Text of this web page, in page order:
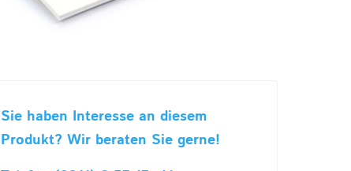
Sie haben Interesse an diesem
Produkt? Wir beraten Sie gerne!